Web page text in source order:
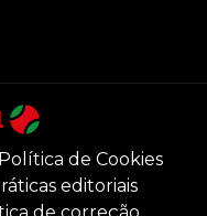
de Cookies
editoriais